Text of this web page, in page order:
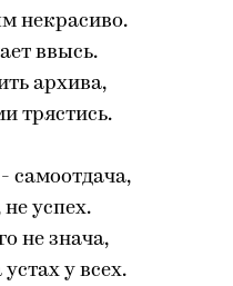
некрасиво.
ввысь.
архива,
трястись.
самоотдача,
успех.
не знача,
у всех.